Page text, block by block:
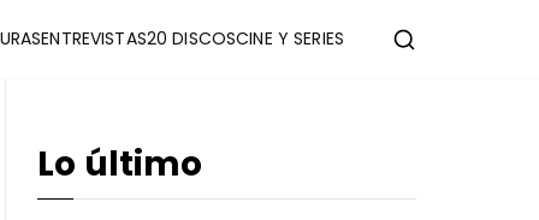
ENTREVISTAS20 DISCOSCINE Y SERIES
Lo último